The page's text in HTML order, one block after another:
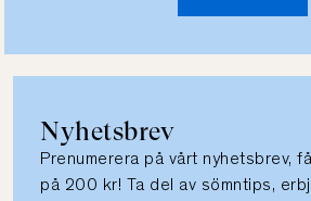
Nyhetsbrev
Prenumerera på vårt nyhetsbrev,
på 200 kr! Ta del av sömntips,